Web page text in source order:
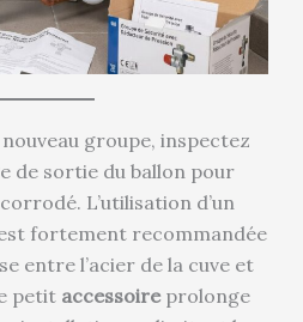
groupe, inspectez
de sortie du ballon pour
L’utilisation d’un
fortement recommandée
entre l’acier de la cuve et
petit accessoireprolonge